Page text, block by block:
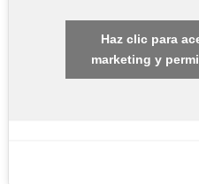
Haz clic para
marketing y